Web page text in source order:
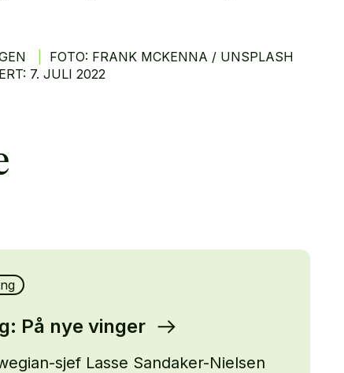
FOTO: FRANK MCKENNA / UNSPLASH
7. JULI 2022
På nye vinger
sjef Lasse Sandaker-Nielsen